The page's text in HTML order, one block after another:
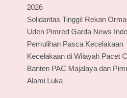
2026
Solidaritas Tinggi! Rekan
Uden Pimred Garda News
Pemulihan Pasca Kecelakaan
Kecelakaan di Wilayah Pacet
Banten PAC Majalaya dan
Alami Luka